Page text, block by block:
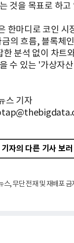
것을 목표로 하고
한마디로 코인 시
의 흐름, 블록체
분석 없이 차트
수 있는 '가상자
스 기자
자의 다른 기사 보러
, 무단 전재 및 재배포 금